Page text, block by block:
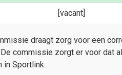
[vacant]
draagt zorg voor een
commissie zorgt er voor
in Sportlink.